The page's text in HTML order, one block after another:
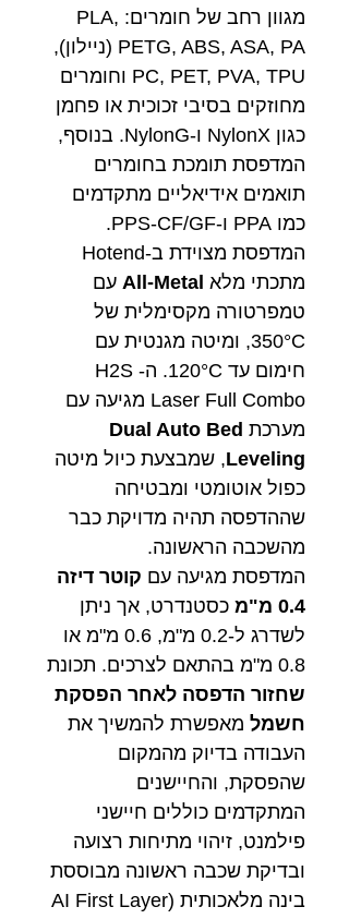
מגוון רחב של חומרים: PLA,
PETG, ABS, ASA, PA (ניילון),
PC, PET, PVA, TPU וחומרים
מחוזקים בסיבי זכוכית או פחמן
כגון NylonX ו-NylonG. בנוסף,
המדפסת תומכת בחומרים
תואמים אידיאליים מתקדמים
כמו PPA ו-PPS-CF/GF.
המדפסת מצוידת ב-Hotend
מתכתי מלא All-Metal עם
טמפרטורה מקסימלית של
350°C, ומיטה מגנטית עם
חימום עד 120°C.
ה- H2S
Laser Full Combo מגיעה עם
מערכת Dual Auto Bed
Leveling, שמבצעת כיול מיטה
כפול אוטומטי ומבטיחה
שההדפסה תהיה מדויקת כבר
מהשכבה הראשונה.
המדפסת מגיעה עם קוטר דיזה
0.4 מ"מ
כסטנדרט, אך ניתן
לשדרג ל-0.2 מ"מ, 0.6 מ"מ או
0.8 מ"מ בהתאם לצרכים. תכונת
שחזור הדפסה לאחר הפסקת
חשמל מאפשרת להמשיך את
העבודה בדיוק מהמקום
שהפסקת, והחיישנים
המתקדמים כוללים חיישני
פילמנט, זיהוי מתיחות רצועה
ובדיקת שכבה ראשונה מבוססת
בינה מלאכותית (AI First Layer